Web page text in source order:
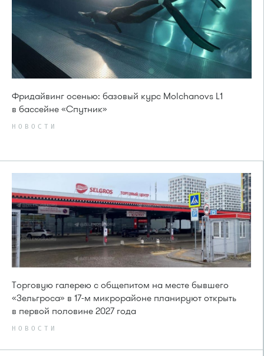
Фридайвинг осенью: базовый курс Molchanovs L1
в бассейне «Спутник»
НОВОСТИ
Торговую галерею с общепитом на месте бывшего
«Зельгроса» в 17-м микрорайоне планируют открыть
в первой половине 2027 года
НОВОСТИ